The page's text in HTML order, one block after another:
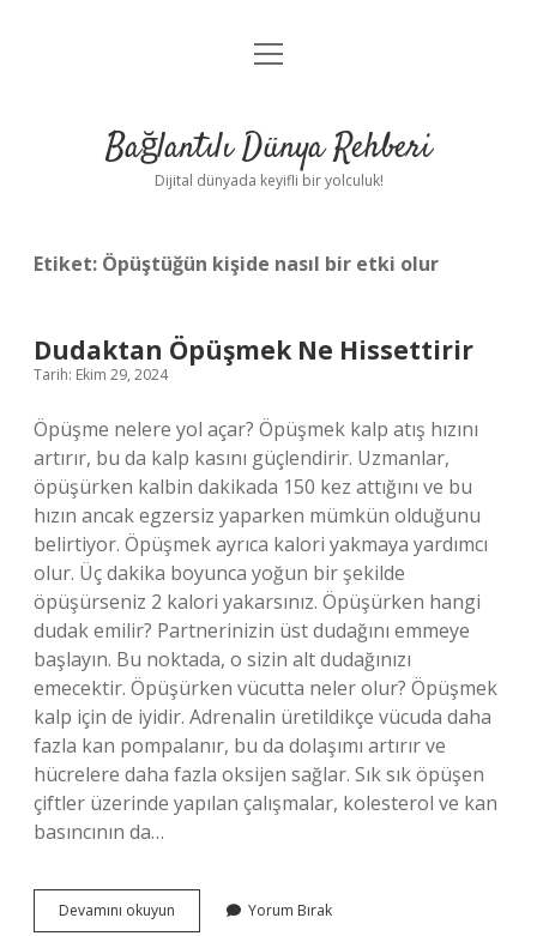
Anasayfa
Yasal Uyarı
menüyü
Bağlantılı Dünya Rehberi
Dijital dünyada keyifli bir yolculuk!
Etiket: Öpüştüğün kişide nasıl bir etki olur
Dudaktan Öpüşmek Ne Hissettirir
Tarih: Ekim 29, 2024
Öpüşme nelere yol açar? Öpüşmek kalp atış hızını
artırır, bu da kalp kasını güçlendirir. Uzmanlar,
öpüşürken kalbin dakikada 150 kez attığını ve bu
hızın ancak egzersiz yaparken mümkün olduğunu
belirtiyor. Öpüşmek ayrıca kalori yakmaya yardımcı
olur. Üç dakika boyunca yoğun bir şekilde
öpüşürseniz 2 kalori yakarsınız. Öpüşürken hangi
dudak emilir? Partnerinizin üst dudağını emmeye
başlayın. Bu noktada, o sizin alt dudağınızı
emecektir. Öpüşürken vücutta neler olur? Öpüşmek
kalp için de iyidir. Adrenalin üretildikçe vücuda daha
fazla kan pompalanır, bu da dolaşımı artırır ve
hücrelere daha fazla oksijen sağlar. Sık sık öpüşen
çiftler üzerinde yapılan çalışmalar, kolesterol ve kan
basıncının da…
Devamını okuyun Dudaktan
Öpüşmek
Yorum Bırak